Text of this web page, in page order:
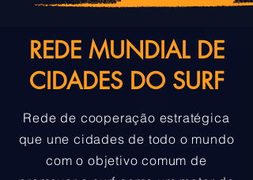
REDE MUNDIAL DE
CIDADES DO SURF
Rede de cooperação estratégica
que une cidades de todo o mundo
com o objetivo comum de